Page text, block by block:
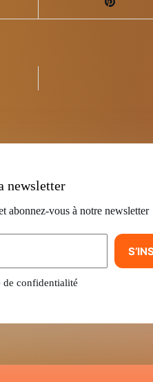
newsletter
abonnez-vous à notre newsletter
de confidentialité